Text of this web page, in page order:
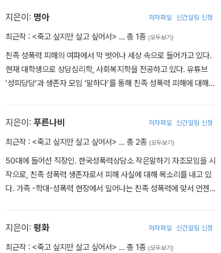
지은이: 명아 저자파일 신간알림 신청
최근작 : <죽고 싶지만 살고 싶어서> … 총 1종 (모두보기)
친족 성폭력 피해의 여파에서 막 벗어나 세상 속으로 들어가고 있다.
현재 대학생으로 상담심리학, 사회복지학을 전공하고 있다. 유튜브
‘성피당당’과 생존자 모임 ‘말하다’를 통해 친족 성폭력 피해에 대해
지은이: 푸른나비 저자파일 신간알림 신청
최근작 : <죽고 싶지만 살고 싶어서> … 총 2종 (모두보기)
50대에 들어선 직장인. 한국성폭력상담소 작은말하기 자조모임을 시
작으로, 친족 성폭력 생존자로서 피해 사실에 대해 목소리를 내고 있
다. 가족 -학대-성폭력 현장에서 일어나는 친족 성폭력에 맞서 언젠
지은이: 평화 저자파일 신간알림 신청
최근작 : <죽고 싶지만 살고 싶어서> … 총 1종 (모두보기)